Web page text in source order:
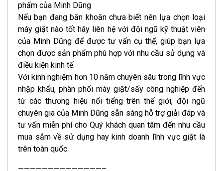
phẩm của Minh Dũng
Nếu bạn đang băn khoăn chưa biết nên lựa chọn loại
máy giặt nào tốt hãy liên hệ với đội ngũ kỹ thuật viên
của Minh Dũng để được tư vấn cụ thể, giúp bạn lựa
chọn được sản phẩm phù hợp với nhu cầu sử dụng và
điều kiện kinh tế.
Với kinh nghiệm hơn 10 năm chuyên sâu trong lĩnh vực
nhập khẩu, phân phối máy giặt/sấy công nghiệp đến
từ các thương hiệu nổi tiếng trên thế giới, đội ngũ
chuyên gia của Minh Dũng sẵn sàng hỗ trợ giải đáp và
tư vấn miễn phí cho Quý khách quan tâm đến nhu cầu
mua sắm về sử dụng hay kinh doanh lĩnh vực giặt là
trên toàn quốc.
——————————————–